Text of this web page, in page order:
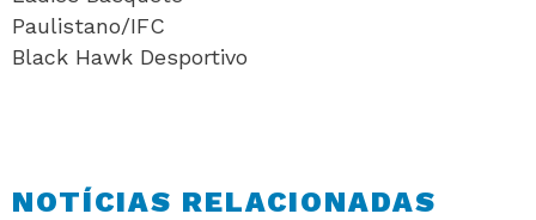
Paulistano/IFC
Black Hawk Desportivo
NOTÍCIAS RELACIONADAS